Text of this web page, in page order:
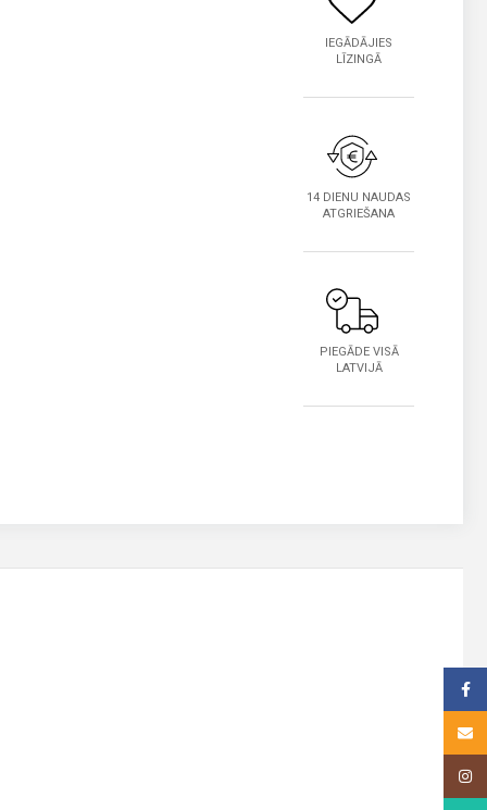
IEGĀDĀJIES
LĪZINGĀ
14 DIENU NAUDAS
ATGRIEŠANA
PIEGĀDE VISĀ
LATVIJĀ
Email